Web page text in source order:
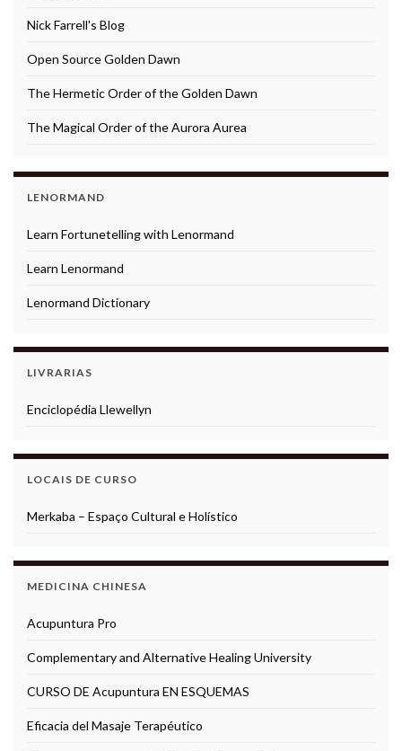
Nick Farrell's Blog
Open Source Golden Dawn
The Hermetic Order of the Golden Dawn
The Magical Order of the Aurora Aurea
LENORMAND
Learn Fortunetelling with Lenormand
Learn Lenormand
Lenormand Dictionary
LIVRARIAS
Enciclopédia Llewellyn
LOCAIS DE CURSO
Merkaba – Espaço Cultural e Holístico
MEDICINA CHINESA
Acupuntura Pro
Complementary and Alternative Healing University
CURSO DE Acupuntura EN ESQUEMAS
Eficacia del Masaje Terapéutico